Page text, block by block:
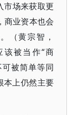
市场来获取更
商业资本也会
（黄宗智，
该被当作“商
可被简单等同
本上仍然主要